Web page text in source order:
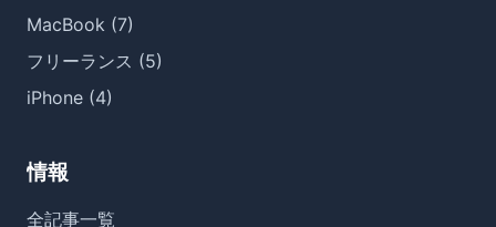
MacBook (7)
フリーランス (5)
iPhone (4)
情報
全記事一覧